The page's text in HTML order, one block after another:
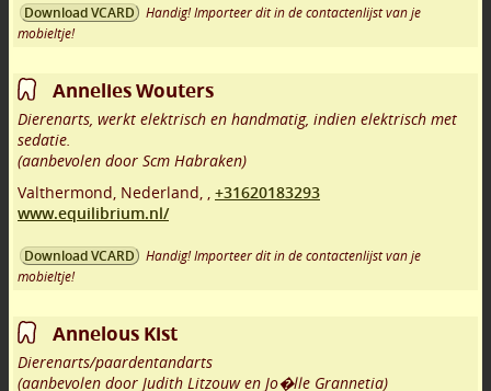
Download VCARD
Handig! Importeer dit in de contactenlijst van je
mobieltje!
Annelies Wouters
Dierenarts, werkt elektrisch en handmatig, indien elektrisch met
sedatie.
(aanbevolen door Scm Habraken)
Valthermond Nederland,
+31620183293
www.equilibrium.nl/
Download VCARD
Handig! Importeer dit in de contactenlijst van je
mobieltje!
Annelous Kist
Dierenarts/paardentandarts
(aanbevolen door Judith Litzouw en Jo�lle Grannetia)